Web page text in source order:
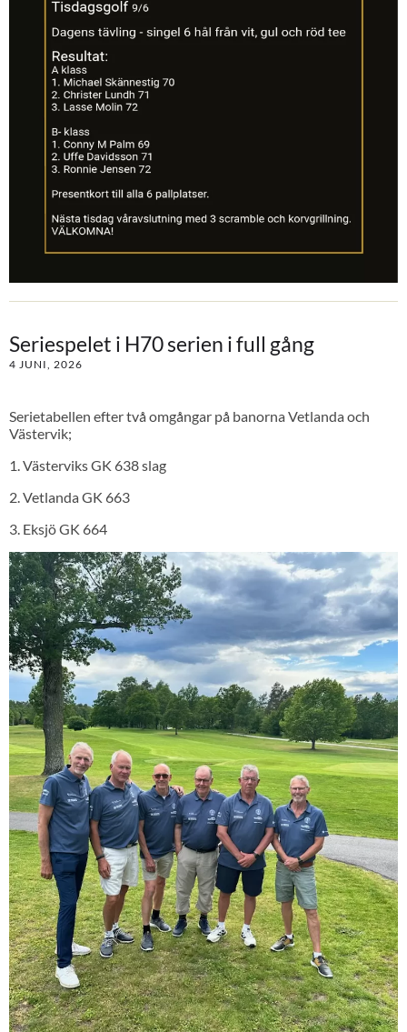
Seriespelet i H70 serien i full gång
4 JUNI, 2026
Serietabellen efter två omgångar på banorna Vetlanda och
Västervik;
1. Västerviks GK 638 slag
2. Vetlanda GK 663
3. Eksjö GK 664